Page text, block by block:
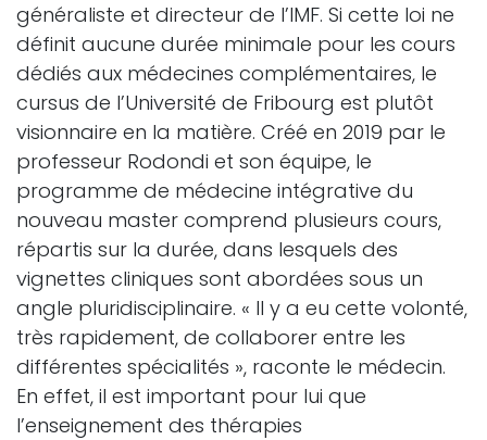
généraliste et directeur de l’IMF. Si cette loi ne
définit aucune durée minimale pour les cours
dédiés aux médecines complémentaires, le
cursus de l’Université de Fribourg est plutôt
visionnaire en la matière. Créé en 2019 par le
professeur Rodondi et son équipe, le
programme de médecine intégrative du
nouveau master comprend plusieurs cours,
répartis sur la durée, dans lesquels des
vignettes cliniques sont abordées sous un
angle pluridisciplinaire. « Il y a eu cette volonté,
très rapidement, de collaborer entre les
différentes spécialités », raconte le médecin.
En effet, il est important pour lui que
l’enseignement des thérapies